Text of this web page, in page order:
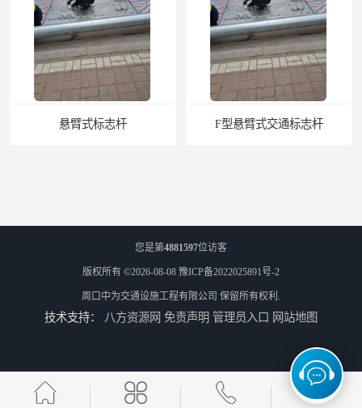
F型悬臂式交通标志杆
您是第4881597位访客
版权所有 ©2026-08-08 豫ICP备2022025891号-2
周口中为交通设施工程有限公司 保留所有权利.
技术支持： 八方资源网 免责声明 管理员入口 网站地图